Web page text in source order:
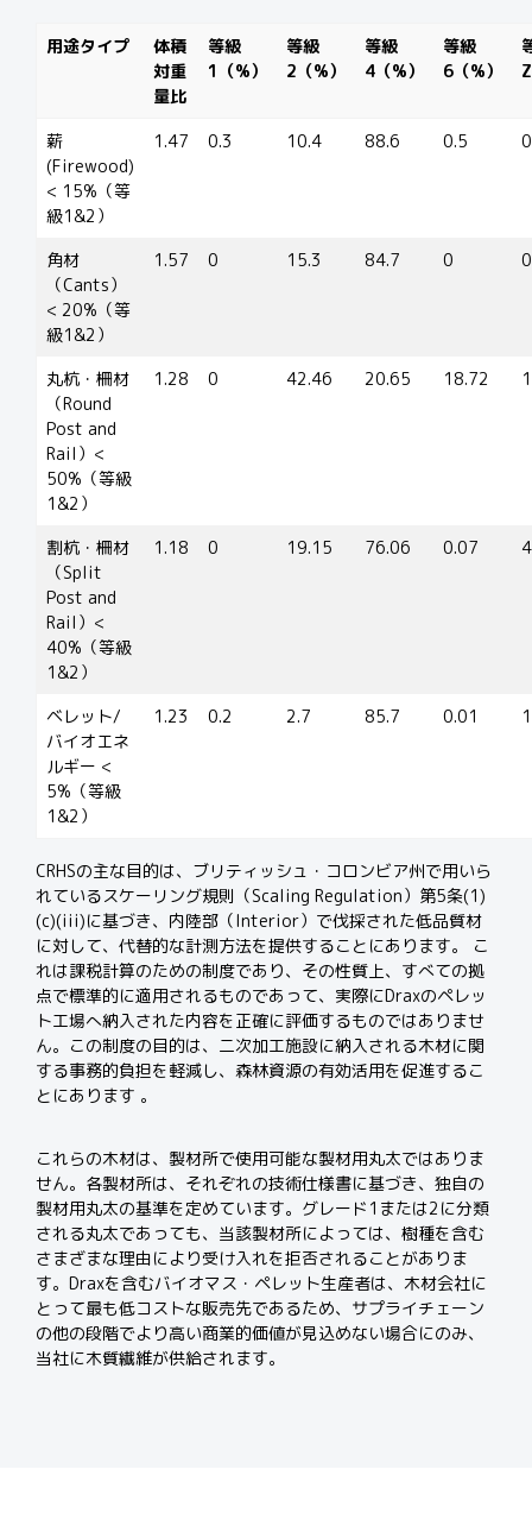
用途タイプ
体積
対重
量比
等級
1（%）
等級
2（%）
等級
4（%）
等級
6（%）
薪
(Firewood)
< 15%（等
級1&2）
1.47 0.3 10.4 88.6 0.5
角材
（Cants）
< 20%（等
級1&2）
1.57 0 15.3 84.7 0 0
丸杭・柵材
（Round
Post and
Rail）<
50%（等級
1&2）
1.28 0 42.46 20.65 18.72
割杭・柵材
（Split
Post and
Rail）<
40%（等級
1&2）
1.18 0 19.15 76.06 0.07
ベレット/
バイオエネ
ルギー <
5%（等級
1&2）
1.23 0.2 2.7 85.7 0.01
CRHSの主な目的は、ブリティッシュ・コロンビア州で用いら
れているスケーリング規則（Scaling Regulation）第5条(1)
(c)(iii)に基づき、内陸部（Interior）で伐採された低品質材
に対して、代替的な計測方法を提供することにあります。
こ
れは課税計算のための制度であり、その性質上、すべての拠
点で標準的に適用されるものであって、実際にDraxのペレッ
ト工場へ納入された内容を正確に評価するものではありませ
ん。 この制度の目的は、二次加工施設に納入される木材に関
する事務的負担を軽減し、森林資源の有効活用を促進するこ
とにあります 。
これらの木材は、製材所で使用可能な製材用丸太ではありま
せん。 各製材所は、それぞれの技術仕様書に基づき、独自の
製材用丸太の基準を定めています。 グレード 1 または2 に分類
される丸太であっても、当該製材所によっては、樹種を含む
さまざまな理由により受け入れを拒否されることがありま
す。 Draxを含むバイオマス・ペレット生産者は、木材会社に
とって最も低コストな販売先であるため、サプライチェーン
の他の段階でより高い商業的価値が見込めない場合にのみ、
当社に木質繊維が供給されます。